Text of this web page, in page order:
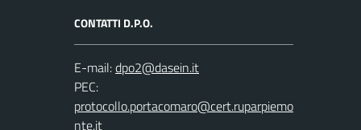
CONTATTI D.P.O.
E-mail:
PEC: